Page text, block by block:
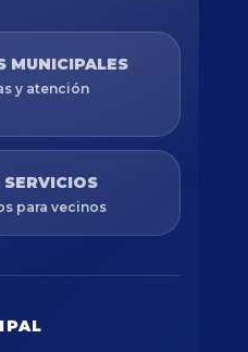
MUNICIPALES
y atención
para vecinos